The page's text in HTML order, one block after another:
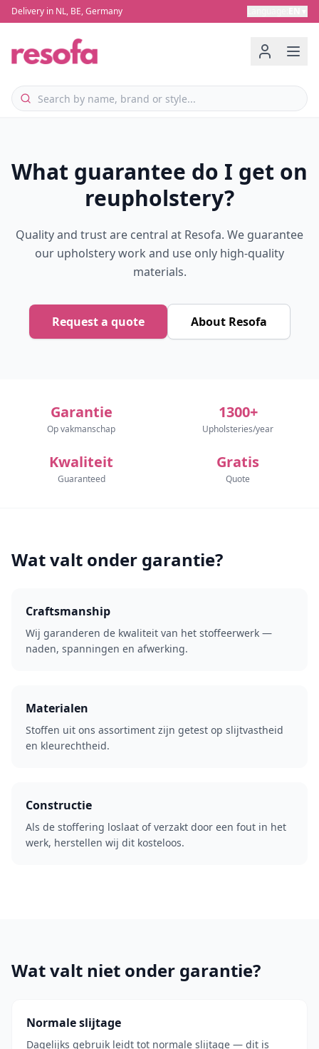
Delivery in NL, BE, Germany
What guarantee do I get on
reupholstery?
Quality and trust are central at Resofa. We guarantee
our upholstery work and use only high-quality
materials.
Request a quote About Resofa
Garantie
Op vakmanschap
1300+
Upholsteries/year
Kwaliteit
Guaranteed
Gratis
Quote
Wat valt onder garantie?
Craftsmanship
Wij garanderen de kwaliteit van het stoffeerwerk —
naden, spanningen en afwerking.
Materialen
Stoffen uit ons assortiment zijn getest op slijtvastheid
en kleurechtheid.
Constructie
Als de stoffering loslaat of verzakt door een fout in het
werk, herstellen wij dit kosteloos.
Wat valt niet onder garantie?
Normale slijtage
Dagelijks gebruik leidt tot normale slijtage — dit is